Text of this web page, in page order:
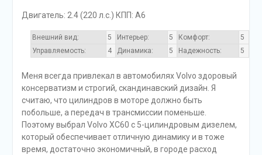
Двигатель: 2.4 (220 л.с.) КПП: A6
Внешний вид: 5 Интерьер: 5 Комфорт:
5
Управляемость:
4 Динамика: 5 Надежность: 5
Меня всегда привлекал в автомобилях Volvo здоровый
консерватизм и строгий, скандинавский дизайн. Я
считаю, что цилиндров в моторе должно быть
побольше, а передач в трансмиссии поменьше.
Поэтому выбрал Volvo XC60 с 5-цилиндровым дизелем,
который обеспечивает отличную динамику и в тоже
время, достаточно экономичный, в городе расход